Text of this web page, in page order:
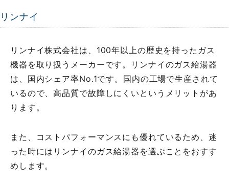
リンナイ
リンナイ株式会社は、100年以上の歴史を持ったガス
機器を取り扱うメーカーです。リンナイのガス給湯器
は、国内シェア率No.1です。国内の工場で生産されて
いるので、高品質で故障しにくいというメリットがあ
ります。
また、コストパフォーマンスにも優れているため、迷
った時にはリンナイのガス給湯器を選ぶことをおすす
めします。